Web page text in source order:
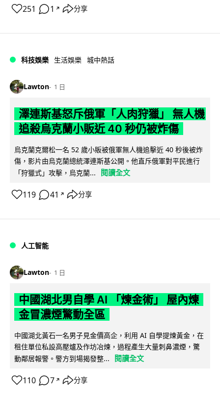
251 1 ↗ 分享
科技娛樂 生活娛樂 城中熱話
Lawton 1 日
澤連斯基怒斥俄軍「人肉狩獵」 無人機
追殺烏克蘭小販近 40 秒仍被炸傷
烏克蘭克爾松一名 52 歲小販被俄軍無人機追擊近 40 秒後被炸
傷，影片由烏克蘭總統澤連斯基公開。他直斥俄軍對平民進行
「狩獵式」攻擊，烏克蘭...
閱讀全文
119 41 ↗ 分享
人工智能
Lawton 1 日
中國湖北男自學 AI 「煉金術」 屋內煉
金冒濃煙驚動全區
中國湖北黃石一名男子見金價高企，利用 AI 自學提煉黃金，在
租住單位私設高壓爐及作坊冶煉，過程產生大量刺鼻濃煙，驚
動鄰居報警。警方到場揭發整...
閱讀全文
110 7 ↗ 分享